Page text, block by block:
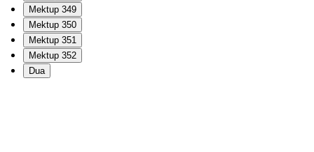
Mektup 349
Mektup 350
Mektup 351
Mektup 352
Dua